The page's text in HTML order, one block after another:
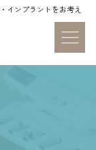
インプラントをお考え
インプラントをお考え